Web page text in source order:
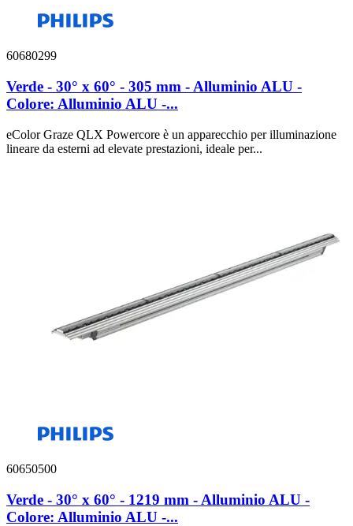
60680299
Verde - 30° x 60° - 305 mm - Alluminio ALU -
Colore: Alluminio ALU -...
eColor Graze QLX Powercore è un apparecchio per illuminazione
lineare da esterni ad elevate prestazioni, ideale per...
60650500
Verde - 30° x 60° - 1219 mm - Alluminio ALU -
Colore: Alluminio ALU -...